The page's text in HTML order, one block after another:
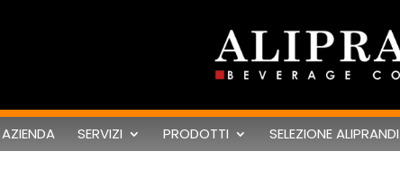
AZIENDA SERVIZI PRODOTTI SELEZIONE ALIPRANDI